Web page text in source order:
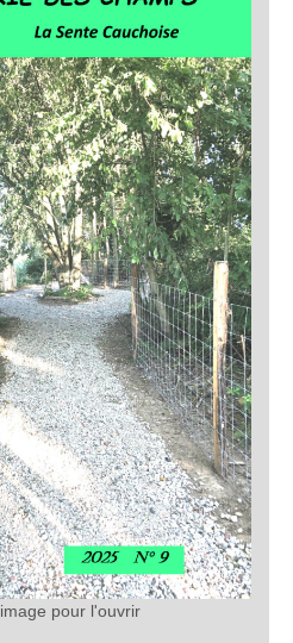
pour l'ouvrir